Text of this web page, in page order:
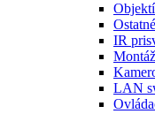
IR
LAN